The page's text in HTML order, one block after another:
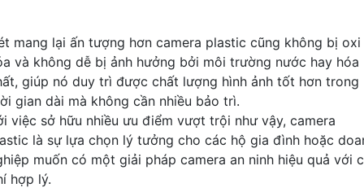
mang lại ấn tượng hơn camera plastic cũng không bị oxi
và không dễ bị ảnh hưởng bởi môi trường nước hay hóa
giúp nó duy trì được chất lượng hình ảnh tốt hơn trong
gian dài mà không cần nhiều bảo trì.
việc sở hữu nhiều ưu điểm vượt trội như vậy, camera
là sự lựa chọn lý tưởng cho các hộ gia đình hoặc
muốn có một giải pháp camera an ninh hiệu quả với
hợp lý.